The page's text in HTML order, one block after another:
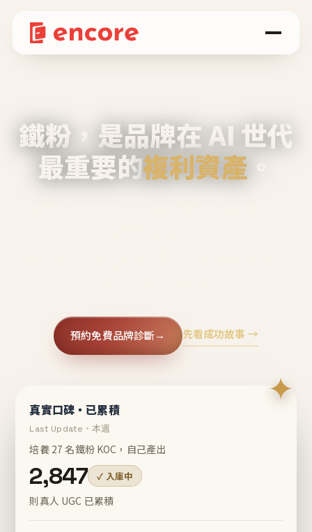
鐵粉，是品牌在 AI 世代
最重要的複利資產 。
預約免費品牌診斷→ 先看成功故事 →
✦
真實口碑・已累積
Last Update・本週
培養 27 名鐵粉 KOC，自己產出
2,847 ✓ 入庫中
則真人 UGC 已累積